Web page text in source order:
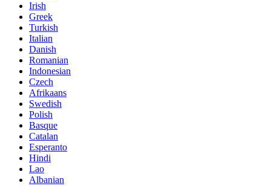
Irish
Greek
Turkish
Italian
Danish
Romanian
Indonesian
Czech
Afrikaans
Swedish
Polish
Basque
Catalan
Esperanto
Hindi
Lao
Albanian